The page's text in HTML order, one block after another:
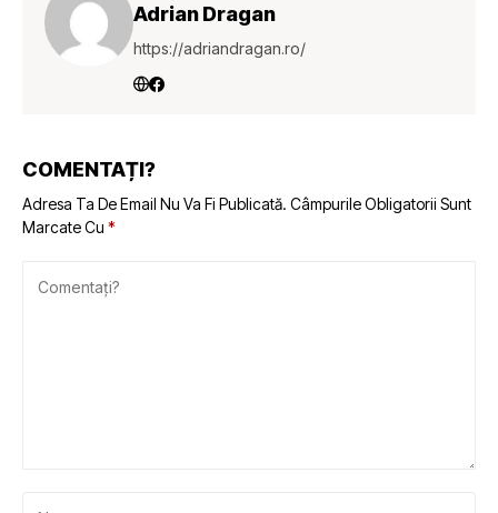
Adrian Dragan
https://adriandragan.ro/
COMENTAȚI?
Adresa Ta De Email Nu Va Fi Publicată. Câmpurile Obligatorii Sunt
Marcate Cu *